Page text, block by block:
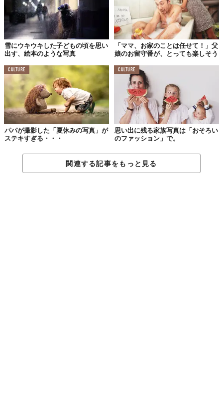
雪にウキウキした子どもの頃を思い
出す、絵本のような写真
「ママ、お家のことは任せて！」父
娘のお留守番が、とっても楽しそう
CULTURE
パパが撮影した「夏休みの写真」が
ステキすぎる・・・
CULTURE
思い出に残る家族写真は「おそろい
のファッション」で。
関連する記事をもっと見る